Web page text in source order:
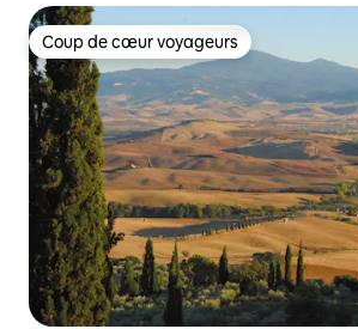
Coup de cœur voyageurs
Coup de cœur voyageurs